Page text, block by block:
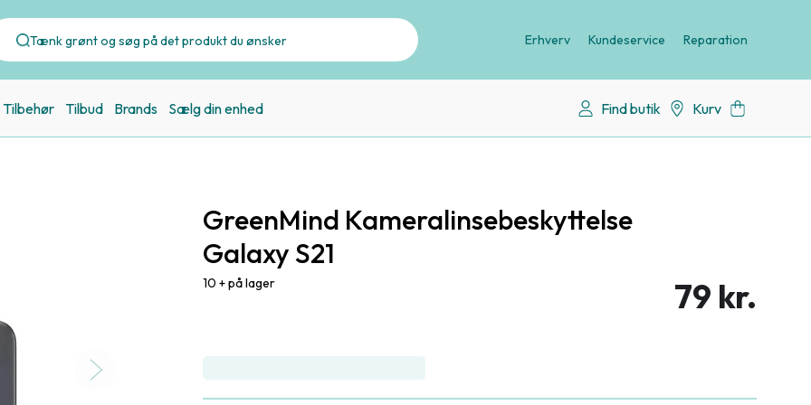
Erhverv Kundeservice Reparation
Tilbehør Tilbud Brands Sælg din enhed Find butik Kurv
GreenMind Kameralinsebeskyttelse
Galaxy S21
10 + på lager 79 kr.